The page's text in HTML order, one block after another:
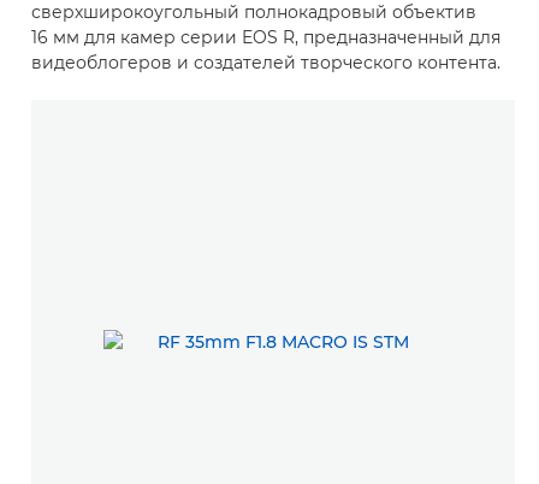
сверхширокоугольный полнокадровый объектив
16 мм для камер серии EOS R, предназначенный для
видеоблогеров и создателей творческого контента.